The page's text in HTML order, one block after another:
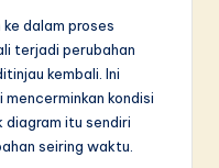
dalam proses
terjadi perubahan
kembali. Ini
kondisi
diagram itu sendiri
seiring waktu.